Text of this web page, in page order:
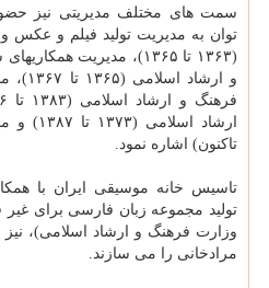
سمت های مختلف مدیریتی نیز
توان به مدیریت تولید فیلم و عکس
(۱۳۶۳ تا ۱۳۶۵)، مدیریت
و
تاکنون) اشاره نمود.
تاسیس خانه موسیقی ایران با
تولید مجموعه زبان فارسی برای غیر
وزارت فرهنگ و ارشاد اسلامی)، نیز
مرادخانی را می سازند.